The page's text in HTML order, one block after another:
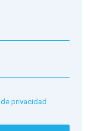
privacidad